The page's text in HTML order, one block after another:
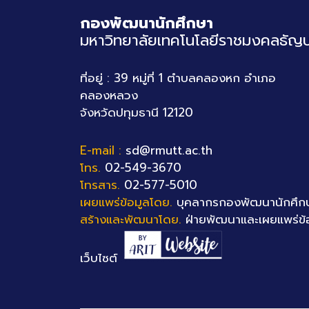
กองพัฒนานักศึกษา
มหาวิทยาลัยเทคโนโลยีราชมงคลธัญ
ที่อยู่ : 39 หมู่ที่ 1 ตำบลคลองหก อำเภอ
คลองหลวง
จังหวัดปทุมธานี 12120
E-mail : sd@rmutt.ac.th
โทร. 02-549-3670
โทรสาร. 02-577-5010
เผยแพร่ข้อมูลโดย. บุคลากรกองพัฒนานักศึก
สร้างและพัฒนาโดย. ฝ่ายพัฒนาและเผยแพร่
เว็บไซต์